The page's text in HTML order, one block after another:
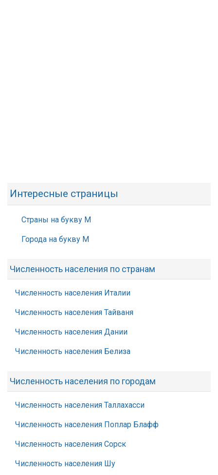
Интересные страницы
Страны на букву М
Города на букву М
Численность населения по странам
Численность населения Италии
Численность населения Тайваня
Численность населения Дании
Численность населения Белиза
Численность населения по городам
Численность населения Таллахасси
Численность населения Поплар Блафф
Численность населения Сорск
Численность населения Шу